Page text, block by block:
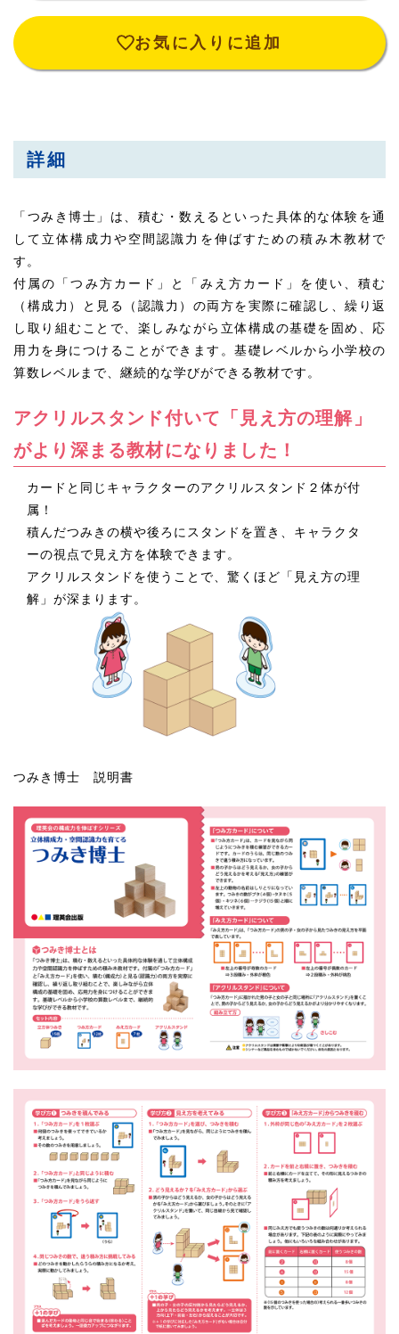
お気に入りに追加
詳細
「つみき博士」は、積む・数えるといった具体的な体験を通
して立体構成力や空間認識力を伸ばすための積み木教材で
す。
付属の「つみ方カード」と「みえ方カード」を使い、積む
（構成力）と見る（認識力）の両方を実際に確認し、繰り返
し取り組むことで、楽しみながら立体構成の基礎を固め、応
用力を身につけることができます。基礎レベルから小学校の
算数レベルまで、継続的な学びができる教材です。
アクリルスタンド付いて「見え方の理解」
がより深まる教材になりました！
カードと同じキャラクターのアクリルスタンド２体が付
属！
積んだつみきの横や後ろにスタンドを置き、キャラクタ
ーの視点で見え方を体験できます。
アクリルスタンドを使うことで、驚くほど「見え方の理
解」が深まります。
つみき博士 説明書